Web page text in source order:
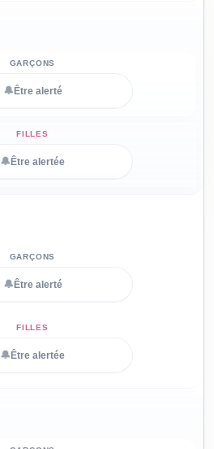
🔔 Être alerté
🔔 Être alertée
🔔 Être alerté
🔔 Être alertée